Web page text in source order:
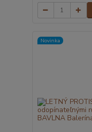
Novinka